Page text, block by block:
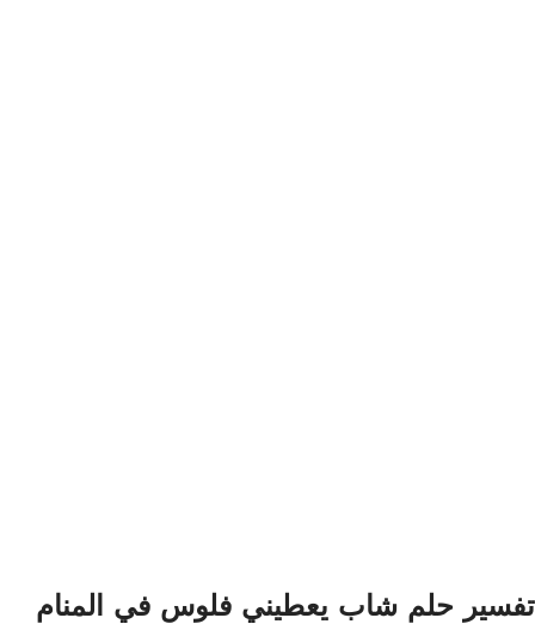
تفسير حلم شاب يعطيني فلوس في المنام